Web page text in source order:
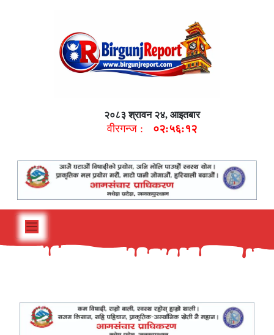
२०८३ श्रावन २४, आइतबार
वीरगन्ज : ०२:५६:१३